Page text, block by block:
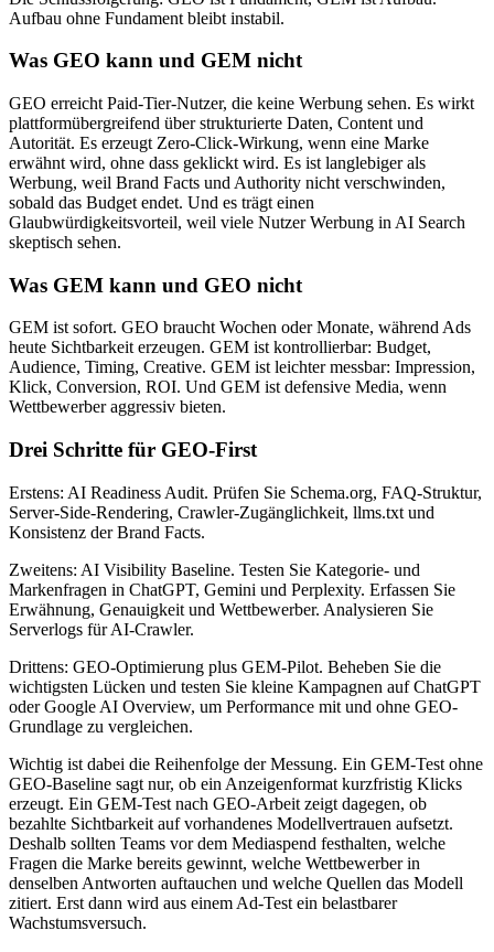
Aufbau ohne Fundament bleibt instabil.
Was GEO kann und GEM nicht
GEO erreicht Paid-Tier-Nutzer, die keine Werbung sehen. Es wirkt
plattformübergreifend über strukturierte Daten, Content und
Autorität. Es erzeugt Zero-Click-Wirkung, wenn eine Marke
erwähnt wird, ohne dass geklickt wird. Es ist langlebiger als
Werbung, weil Brand Facts und Authority nicht verschwinden,
sobald das Budget endet. Und es trägt einen
Glaubwürdigkeitsvorteil, weil viele Nutzer Werbung in AI Search
skeptisch sehen.
Was GEM kann und GEO nicht
GEM ist sofort. GEO braucht Wochen oder Monate, während Ads
heute Sichtbarkeit erzeugen. GEM ist kontrollierbar: Budget,
Audience, Timing, Creative. GEM ist leichter messbar: Impression,
Klick, Conversion, ROI. Und GEM ist defensive Media, wenn
Wettbewerber aggressiv bieten.
Drei Schritte für GEO-First
Erstens: AI Readiness Audit. Prüfen Sie Schema.org, FAQ-Struktur,
Server-Side-Rendering, Crawler-Zugänglichkeit, llms.txt und
Konsistenz der Brand Facts.
Zweitens: AI Visibility Baseline. Testen Sie Kategorie- und
Markenfragen in ChatGPT, Gemini und Perplexity. Erfassen Sie
Erwähnung, Genauigkeit und Wettbewerber. Analysieren Sie
Serverlogs für AI-Crawler.
Drittens: GEO-Optimierung plus GEM-Pilot. Beheben Sie die
wichtigsten Lücken und testen Sie kleine Kampagnen auf ChatGPT
oder Google AI Overview, um Performance mit und ohne GEO-
Grundlage zu vergleichen.
Wichtig ist dabei die Reihenfolge der Messung. Ein GEM-Test ohne
GEO-Baseline sagt nur, ob ein Anzeigenformat kurzfristig Klicks
erzeugt. Ein GEM-Test nach GEO-Arbeit zeigt dagegen, ob
bezahlte Sichtbarkeit auf vorhandenes Modellvertrauen aufsetzt.
Deshalb sollten Teams vor dem Mediaspend festhalten, welche
Fragen die Marke bereits gewinnt, welche Wettbewerber in
denselben Antworten auftauchen und welche Quellen das Modell
zitiert. Erst dann wird aus einem Ad-Test ein belastbarer
Wachstumsversuch.